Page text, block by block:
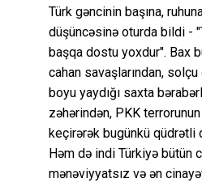
Türk gəncinin başına,
düşüncəsinə oturda bildi -
başqa dostu yoxdur". Bax
cahan savaşlarından,
boyu yaydığı saxta
zəhərindən, PKK
keçirərək bugünkü qüdrətli
Həm də indi Türkiyə bütün
mənəviyyatsız və ən